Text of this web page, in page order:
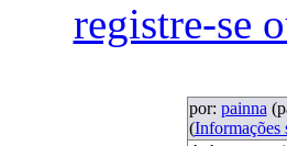
registre-se
por: painna
(Informações